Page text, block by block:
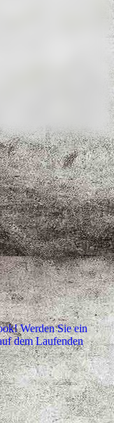
Werden Sie ein
dem Laufenden